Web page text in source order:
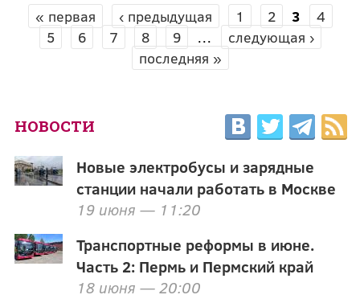
СТРАНИЦЫ
« первая ‹ предыдущая 1 2 3
4
5
6 7 8 9 …
следующая ›
последняя »
НОВОСТИ
Новые электробусы и зарядные
станции начали работать в Москве
19 июня — 11:20
Транспортные реформы в июне.
Часть 2: Пермь и Пермский край
18 июня — 20:00